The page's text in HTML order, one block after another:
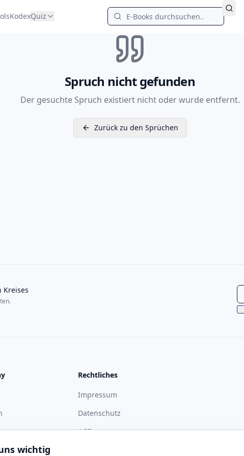
KodexQuiz
Spruch nicht gefunden
Der gesuchte Spruch existiert nicht oder wurde entfernt.
Zurück zu den Sprüchen
Kreises
Rechtliches
Impressum
Datenschutz
AGB
wichtig